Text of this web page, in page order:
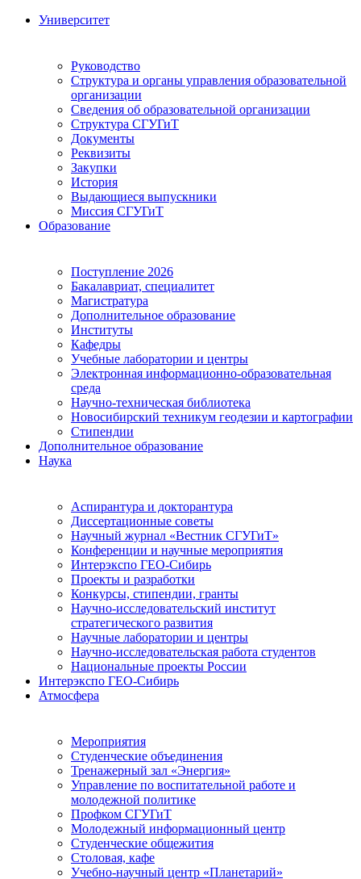
Университет
Руководство
Структура и органы управления образовательной
организации
Сведения об образовательной организации
Структура СГУГиТ
Документы
Реквизиты
Закупки
История
Выдающиеся выпускники
Миссия СГУГиТ
Образование
Поступление 2026
Бакалавриат, специалитет
Магистратура
Дополнительное образование
Институты
Кафедры
Учебные лаборатории и центры
Электронная информационно-образовательная
среда
Научно-техническая библиотека
Новосибирский техникум геодезии и картографии
Стипендии
Дополнительное образование
Наука
Аспирантура и докторантура
Диссертационные советы
Научный журнал «Вестник СГУГиТ»
Конференции и научные мероприятия
Интерэкспо ГЕО-Сибирь
Проекты и разработки
Конкурсы, стипендии, гранты
Научно-исследовательский институт
стратегического развития
Научные лаборатории и центры
Научно-исследовательская работа студентов
Национальные проекты России
Интерэкспо ГЕО-Сибирь
Атмосфера
Мероприятия
Студенческие объединения
Тренажерный зал «Энергия»
Управление по воспитательной работе и
молодежной политике
Профком СГУГиТ
Молодежный информационный центр
Студенческие общежития
Столовая, кафе
Учебно-научный центр «Планетарий»